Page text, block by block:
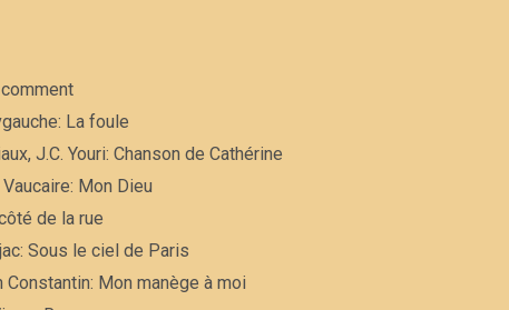
La foule
J.C. Youri: Chanson de Cathérine
Mon Dieu
de la rue
Sous le ciel de Paris
Mon manège à moi